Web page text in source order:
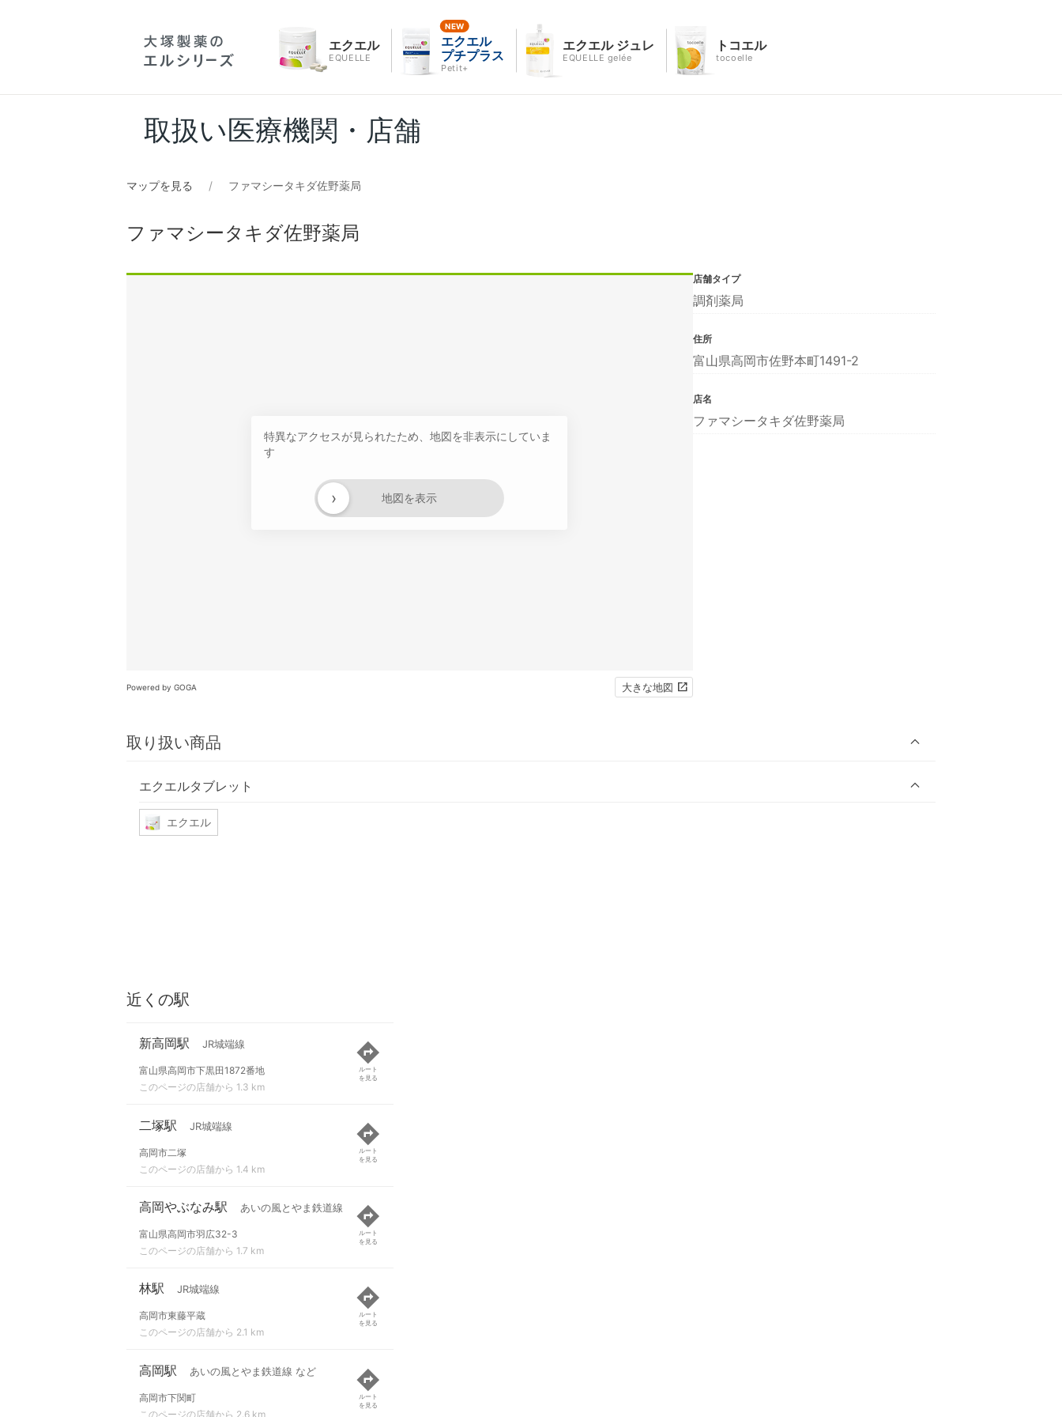
エクエル
EQUELLE
エクエル
プチプラス
Petit+
エクエル ジュレ
EQUELLE gelée
トコエル
tocoelle
取扱い医療機関・店舗
マップを見る ファマシータキダ佐野薬局
ファマシータキダ佐野薬局
特異なアクセスが見られたため、地図を非表示にしていま
す
地図を表示
›
Powered by GOGA 大きな地図
取り扱い商品
エクエルタブレット
エクエル
店舗タイプ
調剤薬局
住所
富山県高岡市佐野本町1491-2
店名
ファマシータキダ佐野薬局
近くの駅
新高岡駅 JR城端線
富山県高岡市下黒田1872番地
このページの店舗から 1.3 km
ルート
を見る
二塚駅 JR城端線
高岡市二塚
このページの店舗から 1.4 km
ルート
を見る
高岡やぶなみ駅 あいの風とやま鉄道線
富山県高岡市羽広32-3
このページの店舗から 1.7 km
ルート
を見る
林駅 JR城端線
高岡市東藤平蔵
このページの店舗から 2.1 km
ルート
を見る
高岡駅 あいの風とやま鉄道線 など
高岡市下関町
このページの店舗から 2.6 km
ルート
を見る